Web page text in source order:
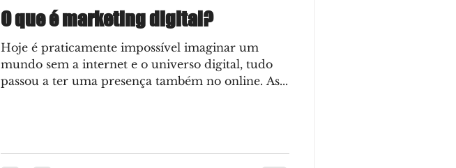
O que é marketing digital?
Hoje é praticamente impossível imaginar um
mundo sem a internet e o universo digital, tudo
passou a ter uma presença também no online. As...